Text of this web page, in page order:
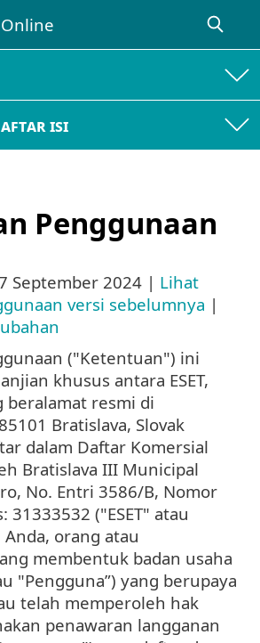
isi
Penggunaan
September 2024 | Lihat
versi sebelumnya |
("Ketentuan") ini
khusus antara ESET,
beralamat resmi di
Bratislava, Slovak
dalam Daftar Komersial
Bratislava III Municipal
No. Entri 3586/B, Nomor
31333532 ("ESET" atau
orang atau
membentuk badan usaha
"Pengguna”) yang berupaya
telah memperoleh hak
penawaran langganan